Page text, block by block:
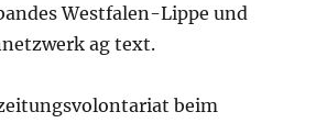
Westfalen-Lippe und
ag text.
beim